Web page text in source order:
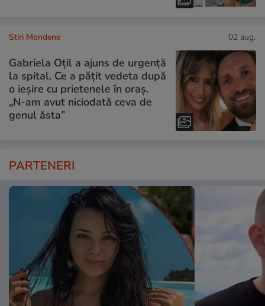
Stiri Mondene 02 aug.
Gabriela Oțil a ajuns de urgență
la spital. Ce a pățit vedeta după
o ieșire cu prietenele în oraș.
„N-am avut niciodată ceva de
genul ăsta”
PARTENERI